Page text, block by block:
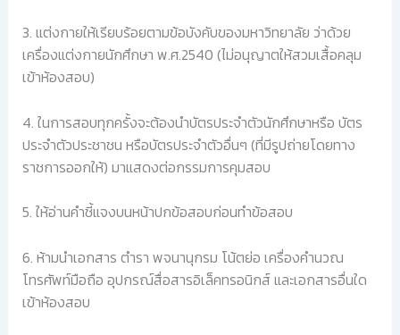
3. แต่งกายให้เรียบร้อยตามข้อบังคับของมหาวิทยาลัย ว่าด้วย
เครื่องแต่งกายนักศึกษา พ.ศ.2540 (ไม่อนุญาตให้สวมเสื้อคลุม
เข้าห้องสอบ)
4. ในการสอบทุกครั้งจะต้องนำบัตรประจำตัวนักศึกษาหรือ บัตร
ประจำตัวประชาชน หรือบัตรประจำตัวอื่นๆ (ที่มีรูปถ่ายโดยทาง
ราชการออกให้) มาแสดงต่อกรรมการคุมสอบ
5. ให้อ่านคำชี้แจงบนหน้าปกข้อสอบก่อนทำข้อสอบ
6. ห้ามนำเอกสาร ตำรา พจนานุกรม โน้ตย่อ เครื่องคำนวณ
โทรศัพท์มือถือ อุปกรณ์สื่อสารอิเล็คทรอนิกส์ และเอกสารอื่นใด
เข้าห้องสอบ